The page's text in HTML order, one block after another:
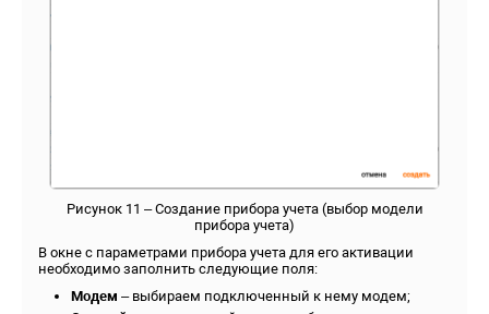
Рисунок 11 – Создание прибора учета (выбор модели
прибора учета)
В окне с параметрами прибора учета для его активации
необходимо заполнить следующие поля:
Модем – выбираем подключенный к нему модем;